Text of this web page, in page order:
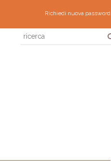
Richiedi nuova password